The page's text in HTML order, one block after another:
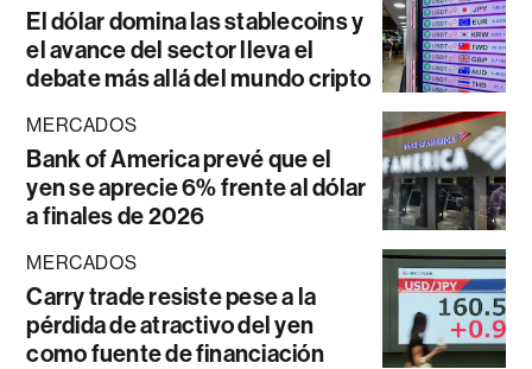
El dólar domina las stablecoins y
el avance del sector lleva el
debate más allá del mundo cripto
MERCADOS
Bank of America prevé que el
yen se aprecie 6% frente al dólar
a finales de 2026
MERCADOS
Carry trade resiste pese a la
pérdida de atractivo del yen
como fuente de financiación